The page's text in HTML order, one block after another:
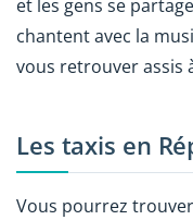
et les gens se
chantent avec la
vous retrouver assis
Les taxis en
Vous pourrez